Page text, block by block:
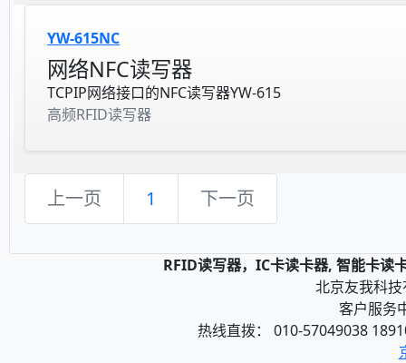
YW-615NC
网络NFC读写器
TCPIP网络接口的NFC读写器YW-615
高频RFID读写器
上一页 1 下一页
RFID读写器，IC卡读卡器, 智能卡读
北京友我科
客户服务
热线直拨： 010-57049038